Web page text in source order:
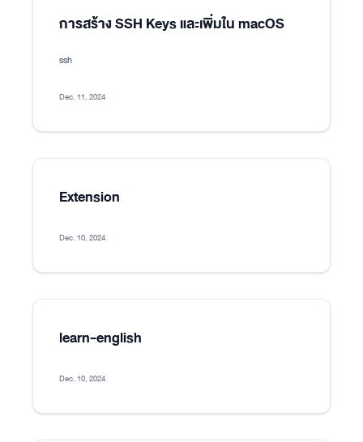
การสร้าง SSH Keys และเพิ่มใน macOS
ssh
Dec. 11, 2024
Extension
Dec. 10, 2024
learn-english
Dec. 10, 2024